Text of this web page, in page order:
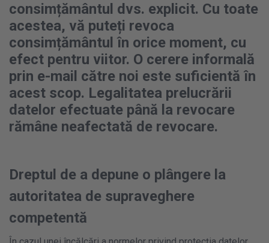
consimțământul dvs. explicit. Cu toate
acestea, vă puteți revoca
consimțământul în orice moment, cu
efect pentru viitor. O cerere informală
prin e-mail către noi este suficientă în
acest scop. Legalitatea prelucrării
datelor efectuate până la revocare
rămâne neafectată de revocare.
Dreptul de a depune o plângere la
autoritatea de supraveghere
competentă